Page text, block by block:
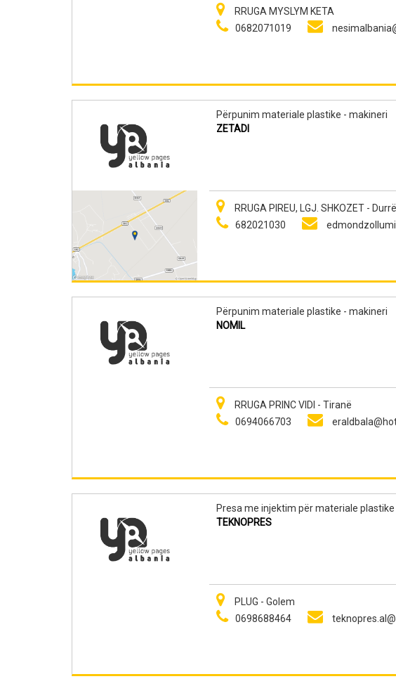
RRUGA MYSLYM KETA
0682071019
Përpunim materiale plastike - makineri
ZETADI
RRUGA PIREU, LGJ. SHKOZET -
682021030
Përpunim materiale plastike - makineri
NOMIL
RRUGA PRINC VIDI - Tiranë
0694066703
Presa me injektim për materiale plastike
TEKNOPRES
PLUG - Golem
0698688464